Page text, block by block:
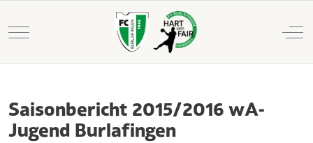
Mobile Menu Toggle
Saisonbericht 2015/2016 wA-
Jugend Burlafingen